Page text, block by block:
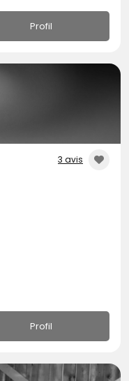
Profil
3 avis
Profil